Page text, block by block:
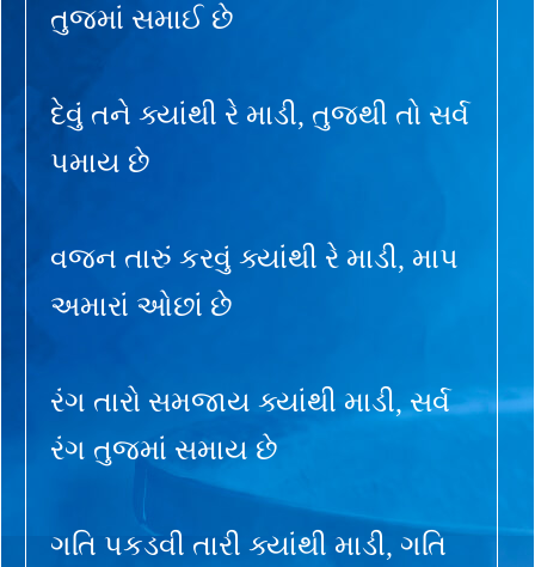
તુજમાં સમાઈ છે
દેવું તને ક્યાંથી રે માડી, તુજથી તો સર્વ
પમાય છે
વજન તારું કરવું ક્યાંથી રે માડી, માપ
અમારાં ઓછાં છે
રંગ તારો સમજાય ક્યાંથી માડી, સર્વ
રંગ તુજમાં સમાય છે
ગતિ પકડવી તારી ક્યાંથી માડી, ગતિ